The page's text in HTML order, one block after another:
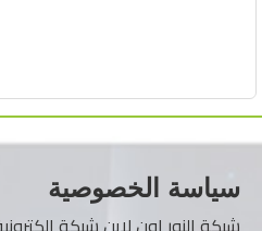
سياسة الخصوصية